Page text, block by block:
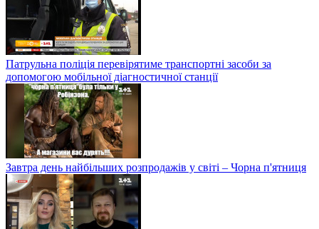
Патрульна поліція перевірятиме транспортні засоби за
допомогою мобільної діагностичної станції
Завтра день найбільших розпродажів у світі – Чорна п'ятниця